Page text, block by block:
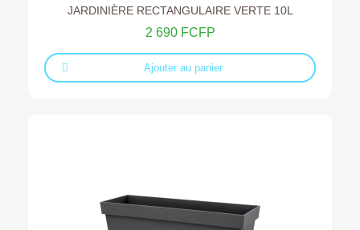
JARDINIÈRE RECTANGULAIRE VERTE 10L
2 690 FCFP
Ajouter au panier